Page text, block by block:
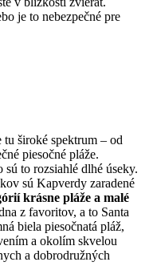
je to nebezpečné pre
široké spektrum – od
piesočné pláže.
to rozsiahlé dlhé úseky.
sú Kapverdy zaradené
krásne pláže a malé
z favoritov, a to Santa
biela piesočnatá pláž,
a okolím skvelou
a dobrodružných